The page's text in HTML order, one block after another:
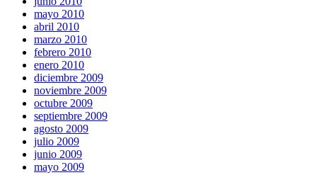
mayo 2010
abril 2010
marzo 2010
febrero 2010
enero 2010
diciembre 2009
noviembre 2009
octubre 2009
septiembre 2009
agosto 2009
julio 2009
junio 2009
mayo 2009